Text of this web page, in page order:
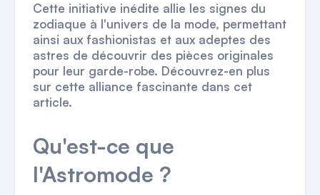
Cette initiative inédite allie les signes du
zodiaque à l'univers de la mode, permettant
ainsi aux fashionistas et aux adeptes des
astres de découvrir des pièces originales
pour leur garde-robe. Découvrez-en plus
sur cette alliance fascinante dans cet
article.
Qu'est-ce que
l'Astromode ?